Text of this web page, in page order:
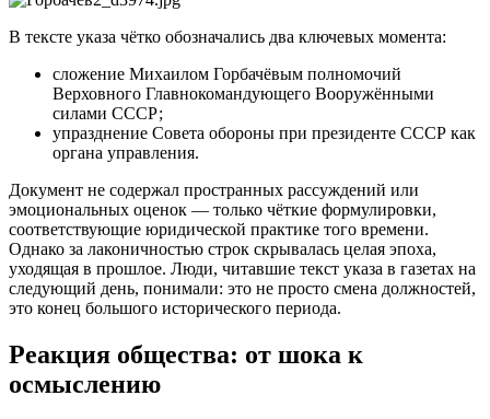
В тексте указа чётко обозначались два ключевых момента:
сложение Михаилом Горбачёвым полномочий
Верховного Главнокомандующего Вооружёнными
силами СССР;
упразднение Совета обороны при президенте СССР как
органа управления.
Документ не содержал пространных рассуждений или
эмоциональных оценок — только чёткие формулировки,
соответствующие юридической практике того времени.
Однако за лаконичностью строк скрывалась целая эпоха,
уходящая в прошлое. Люди, читавшие текст указа в газетах на
следующий день, понимали: это не просто смена должностей,
это конец большого исторического периода.
Реакция общества: от шока к
осмыслению